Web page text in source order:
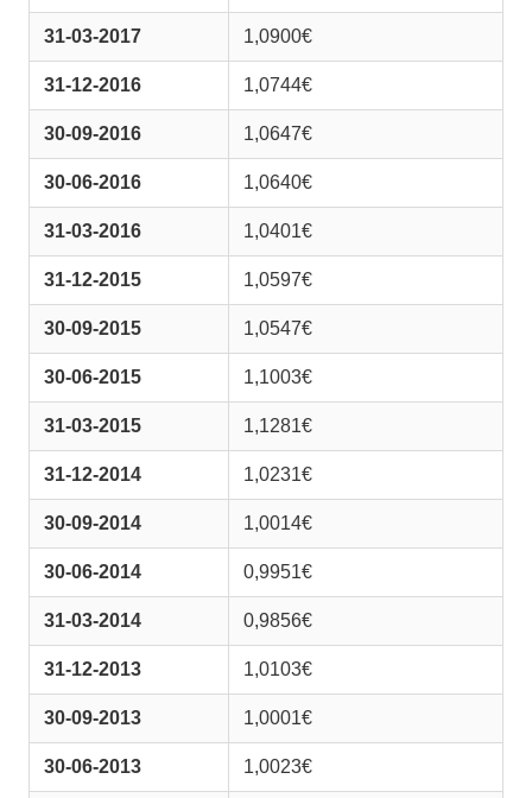
31-03-2017 1,0900€
31-12-2016 1,0744€
30-09-2016 1,0647€
30-06-2016 1,0640€
31-03-2016 1,0401€
31-12-2015 1,0597€
30-09-2015 1,0547€
30-06-2015 1,1003€
31-03-2015 1,1281€
31-12-2014 1,0231€
30-09-2014 1,0014€
30-06-2014 0,9951€
31-03-2014 0,9856€
31-12-2013 1,0103€
30-09-2013 1,0001€
30-06-2013 1,0023€